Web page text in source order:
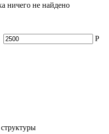
ничего не найдено
Р